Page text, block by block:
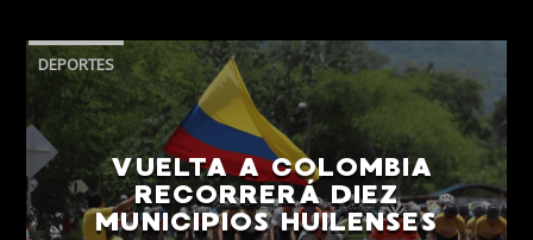
DEPORTES
VUELTA A COLOMBIA
RECORRERÁ DIEZ
MUNICIPIOS HUILENSES